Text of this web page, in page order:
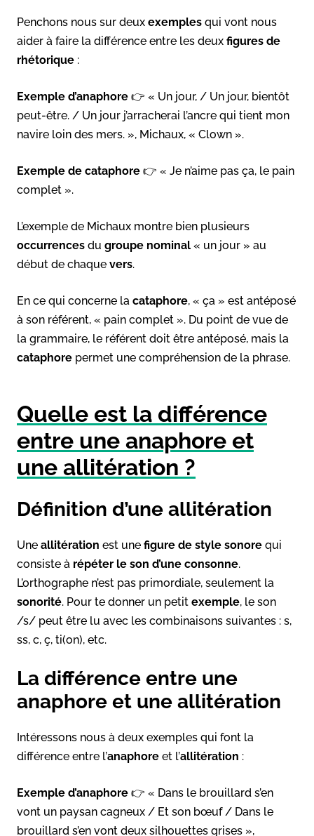
Penchons nous sur deux exemples qui vont nous
aider à faire la différence entre les deux figures de
rhétorique :
Exemple d’anaphore 👉 « Un jour, / Un jour, bientôt
peut-être. / Un jour j’arracherai l’ancre qui tient mon
navire loin des mers. », Michaux, « Clown ».
Exemple de cataphore 👉 « Je n’aime pas ça, le pain
complet ».
L’exemple de Michaux montre bien plusieurs
occurrences du groupe nominal « un jour » au
début de chaque vers.
En ce qui concerne la cataphore, « ça » est antéposé
à son référent, « pain complet ». Du point de vue de
la grammaire, le référent doit être antéposé, mais la
cataphore permet une compréhension de la phrase.
Quelle est la différence
entre une anaphore et
une allitération ?
Définition d’une allitération
Une allitération est une figure de style sonore qui
consiste à répéter le son d’une consonne.
L’orthographe n’est pas primordiale, seulement la
sonorité. Pour te donner un petit exemple, le son
/s/ peut être lu avec les combinaisons suivantes : s,
ss, c, ç, ti(on), etc.
La différence entre une
anaphore et une allitération
Intéressons nous à deux exemples qui font la
différence entre l’anaphore et l’allitération :
Exemple d’anaphore 👉 « Dans le brouillard s’en
vont un paysan cagneux / Et son bœuf / Dans le
brouillard s’en vont deux silhouettes grises »,